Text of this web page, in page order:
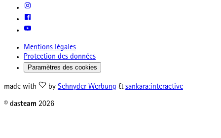
Mentions légales
Protection des données
Paramètres des cookies
made with by Schnyder Werbung & sankara:interactive
© dasteam 2026